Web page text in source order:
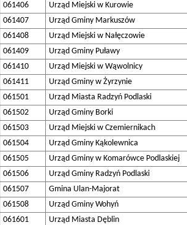
061406
Urząd Miejski w Kurowie
061407
Urząd Gminy Markuszów
061408
Urząd Miejski w Nałęczowie
061409
Urząd Gminy Puławy
061410
Urząd Miejski w Wąwolnicy
061411
Urząd Gminy w Żyrzynie
061501
Urząd Miasta Radzyń Podlaski
061502
Urząd Gminy Borki
061503
Urząd Miejski w Czemiernikach
061504
Urząd Gminy Kąkolewnica
061505
Urząd Gminy w Komarówce Podlaskiej
061506
Urząd Gminy Radzyń Podlaski
061507
Gmina Ulan-Majorat
061508
Urząd Gminy Wohyń
061601
Urząd Miasta Dęblin